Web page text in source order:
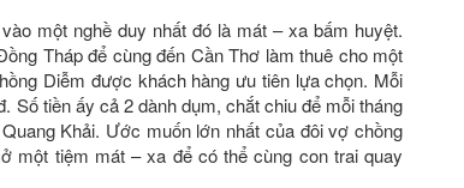
một nghề duy nhất đó là mát – xa bấm huyệt.
Tháp để cùng đến Cần Thơ làm thuê cho một
Diễm được khách hàng ưu tiên lựa chọn. Mỗi
tiền ấy cả 2 dành dụm, chắt chiu để mỗi tháng
Khải. Ước muốn lớn nhất của đôi vợ chồng
một tiệm mát – xa để có thể cùng con trai quay